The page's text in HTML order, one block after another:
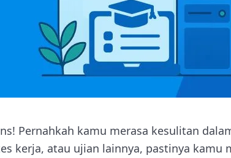
Pernahkah kamu merasa kesulitan
kerja, atau ujian lainnya, pastinya kamu